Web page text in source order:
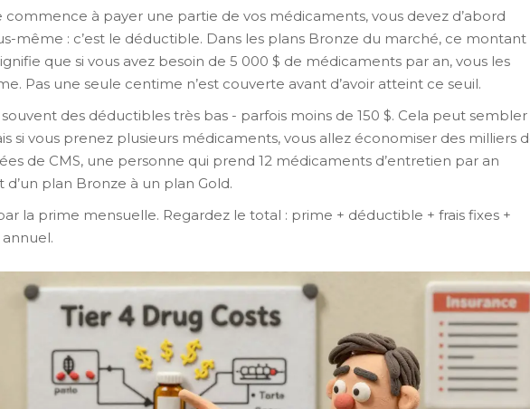
à payer une partie de vos médicaments, vous devez d’abord
même : c’est le déductible. Dans les plans Bronze du marché, ce montant
que si vous avez besoin de 5 000 $ de médicaments par an, vous les
Pas une seule centime n’est couverte avant d’avoir atteint ce seuil.
des déductibles très bas - parfois moins de 150 $. Cela peut sembler
si vous prenez plusieurs médicaments, vous allez économiser des milliers
de CMS, une personne qui prend 12 médicaments d’entretien par an
d’un plan Bronze à un plan Gold.
la prime mensuelle. Regardez le total : prime + déductible + frais fixes +
annuel.